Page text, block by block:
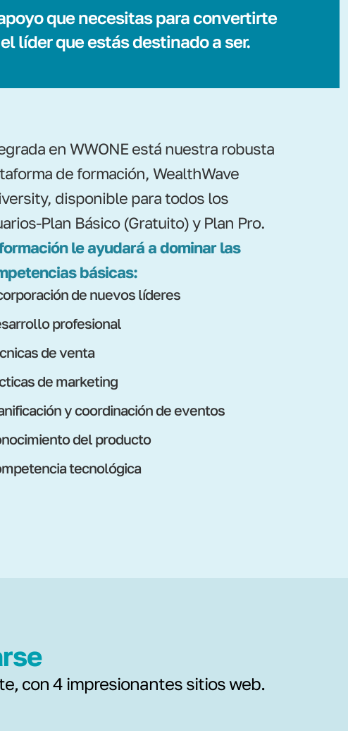
que necesitas para convertirte
líder que estás destinado a ser.
en WWONE está nuestra robusta
de formación, WealthWave
disponible para todos los
Plan Básico (Gratuito) y Plan Pro.
le ayudará a dominar las
básicas:
de nuevos líderes
profesional
de venta
de marketing
y coordinación de eventos
del producto
tecnológica
con 4 impresionantes sitios web.